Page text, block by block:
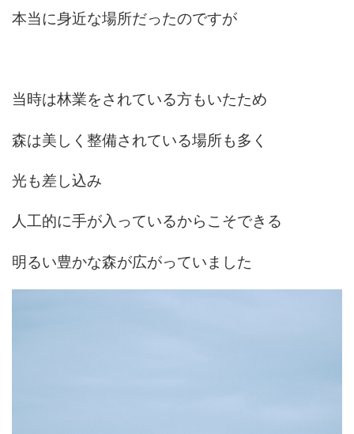
本当に身近な場所だったのですが
当時は林業をされている方もいたため
森は美しく整備されている場所も多く
光も差し込み
人工的に手が入っているからこそできる
明るい豊かな森が広がっていました